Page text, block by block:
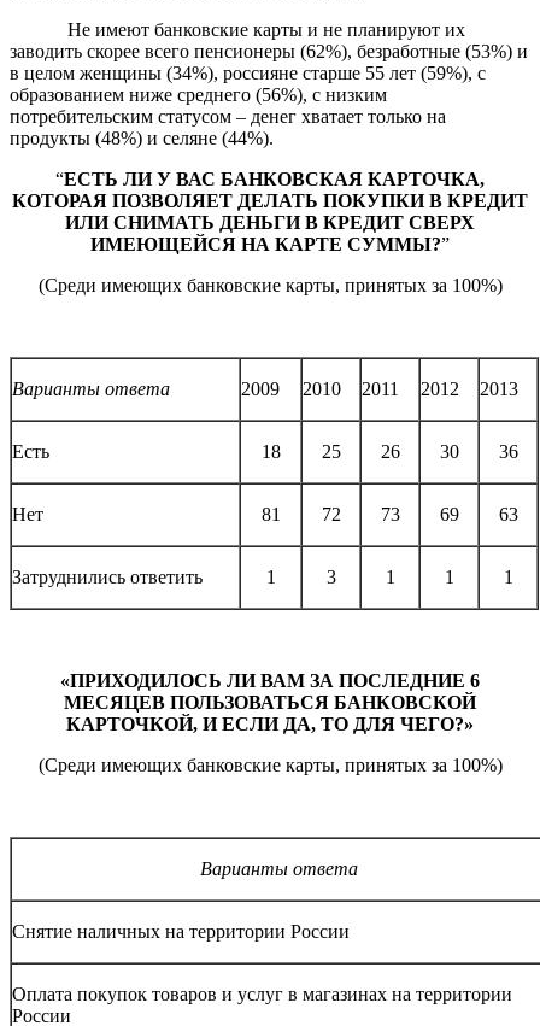
Не имеют банковские карты и не планируют их
заводить скорее всего пенсионеры (62%), безработные (53%) и
в целом женщины (34%), россияне старше 55 лет (59%), с
образованием ниже среднего (56%), с низким
потребительским статусом – денег хватает только на
продукты (48%) и селяне (44%).
“ЕСТЬ ЛИ У ВАС БАНКОВСКАЯ КАРТОЧКА,
КОТОРАЯ ПОЗВОЛЯЕТ ДЕЛАТЬ ПОКУПКИ В КРЕДИТ
ИЛИ СНИМАТЬ ДЕНЬГИ В КРЕДИТ СВЕРХ
ИМЕЮЩЕЙСЯ НА КАРТЕ СУММЫ?”
(Среди имеющих банковские карты, принятых за 100%)
Варианты ответа 2009 2010 2011 2012 2013
Есть 18 25 26 30 36
Нет 81 72 73 69 63
Затруднились ответить 1 3 1 1 1
«ПРИХОДИЛОСЬ ЛИ ВАМ ЗА ПОСЛЕДНИЕ 6
МЕСЯЦЕВ ПОЛЬЗОВАТЬСЯ БАНКОВСКОЙ
КАРТОЧКОЙ, И ЕСЛИ ДА, ТО ДЛЯ ЧЕГО?»
(Среди имеющих банковские карты, принятых за 100%)
Варианты ответа
Снятие наличных на территории России
Оплата покупок товаров и услуг в магазинах на территории
России